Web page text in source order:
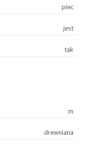
piec
jest
tak
m
drewniana